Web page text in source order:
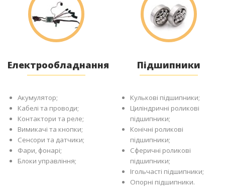
Електрообладнання
Акумулятор;
Кабелі та проводи;
Контактори та реле;
Вимикачі та кнопки;
Сенсори та датчики;
Фари, фонарі;
Блоки управління;
Підшипники
Кулькові підшипники;
Циліндричні роликові
підшипники;
Конічні роликові
підшипники;
Сферичні роликові
підшипники;
Ігольчасті підшипники;
Опорні підшипники.